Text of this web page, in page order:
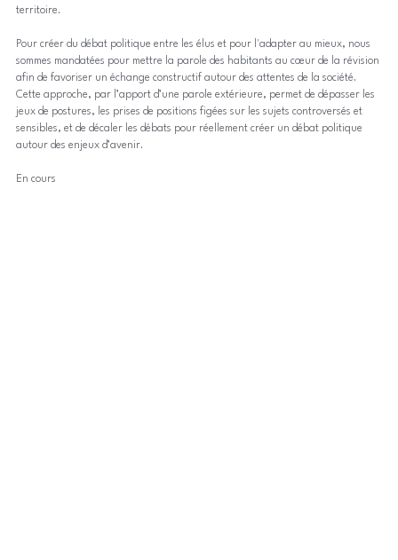
territoire.
Pour créer du débat politique entre les élus et pour l'adapter au mieux, nous
sommes mandatées pour mettre la parole des habitants au cœur de la révision
afin de favoriser un échange constructif autour des attentes de la société.
Cette approche, par l’apport d’une parole extérieure, permet de dépasser les
jeux de postures, les prises de positions figées sur les sujets controversés et
sensibles, et de décaler les débats pour réellement créer un débat politique
autour des enjeux d’avenir.
En cours